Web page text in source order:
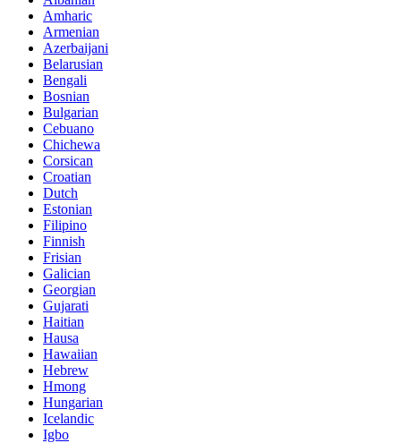
Amharic
Armenian
Azerbaijani
Belarusian
Bengali
Bosnian
Bulgarian
Cebuano
Chichewa
Corsican
Croatian
Dutch
Estonian
Filipino
Finnish
Frisian
Galician
Georgian
Gujarati
Haitian
Hausa
Hawaiian
Hebrew
Hmong
Hungarian
Icelandic
Igbo